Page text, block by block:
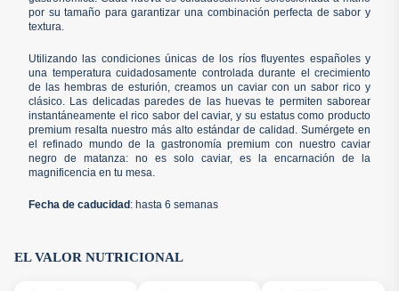
por su tamaño para garantizar una combinación perfecta de sabor y
textura.
Utilizando las condiciones únicas de los ríos fluyentes españoles y
una temperatura cuidadosamente controlada durante el crecimiento
de las hembras de esturión, creamos un caviar con un sabor rico y
clásico. Las delicadas paredes de las huevas te permiten saborear
instantáneamente el rico sabor del caviar, y su estatus como producto
premium resalta nuestro más alto estándar de calidad. Sumérgete en
el refinado mundo de la gastronomía premium con nuestro caviar
negro de matanza: no es solo caviar, es la encarnación de la
magnificencia en tu mesa.
Fecha de caducidad: hasta 6 semanas
EL VALOR NUTRICIONAL